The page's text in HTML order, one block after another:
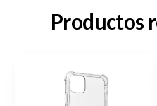
Productos